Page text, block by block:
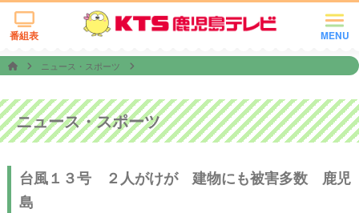
MENU
番組表
ニュース・スポーツ
ニュース・スポーツ
台風１３号 ２人がけが 建物にも被害多数 鹿児
島